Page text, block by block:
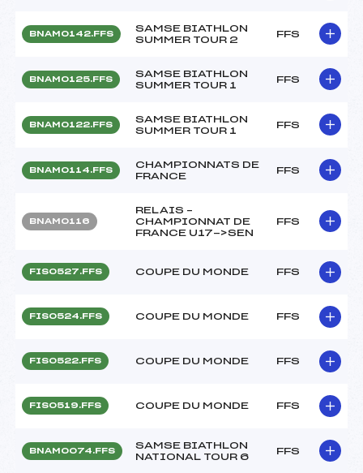
BNAM0142.FFS
SAMSE BIATHLON
SUMMER TOUR 2
FFS
BNAM0125.FFS
SAMSE BIATHLON
SUMMER TOUR 1
FFS
BNAM0122.FFS
SAMSE BIATHLON
SUMMER TOUR 1
FFS
BNAM0114.FFS
CHAMPIONNATS DE
FRANCE
FFS
BNAM0116
RELAIS –
CHAMPIONNAT DE
FRANCE U17->SEN
FFS
FIS0527.FFS COUPE DU MONDE FFS
FIS0524.FFS COUPE DU MONDE FFS
FIS0522.FFS COUPE DU MONDE FFS
FIS0519.FFS COUPE DU MONDE FFS
BNAM0074.FFS
SAMSE BIATHLON
NATIONAL TOUR 6
FFS